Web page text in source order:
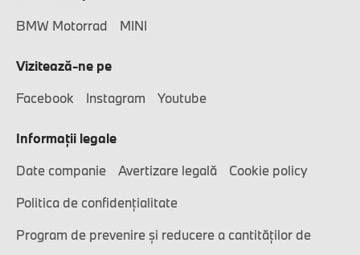
BMW Motorrad
MINI
Vizitează-ne pe
Facebook
Instagram Youtube
Informaţii legale
Date companie
Avertizare legală
Cookie policy
Politica de confidențialitate
Program de prevenire și reducere a cantităților de